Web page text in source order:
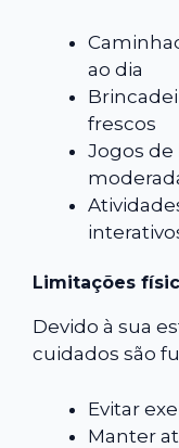
ao dia
frescos
Jogos
Limitações
Devido à sua
cuidados são
Evitar
Manter